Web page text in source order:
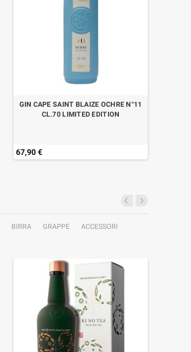
GIN CAPE SAINT BLAIZE OCHRE N°11
CL.70 LIMITED EDITION
67,90 €
BIRRA GRAPPE
ACCESSORI